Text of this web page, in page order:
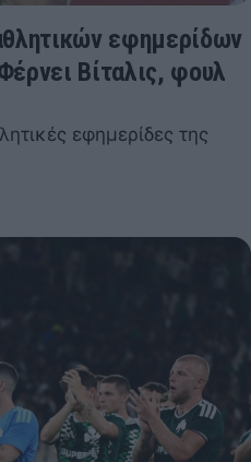
εφημερίδων
Βίταλις, φουλ
εφημερίδες της